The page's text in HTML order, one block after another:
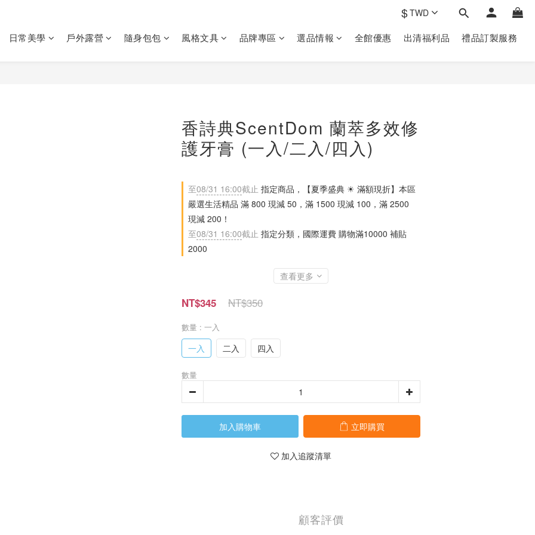
$TWD
日常美學 戶外露營 隨身包包 風格文具 品牌專區 選品情報 全館優惠 出清福利品 禮品訂製‎服務
香詩典ScentDom 蘭萃多效修
護牙膏 (一入/二入/四入)
至08/31 16:00截止 指定商品，【夏季盛典 ☀ 滿額現折】本區
嚴選生活精品 滿 800 現減 50，滿 1500 現減 100，滿 2500
現減 200！
至08/31 16:00截止 指定分類，國際運費 購物滿10000 補貼
2000
查看更多
NT$350
NT$345
數量 : 一入
一入 二入 四入
數量
加入購物車 立即購買
加入追蹤清單
顧客評價